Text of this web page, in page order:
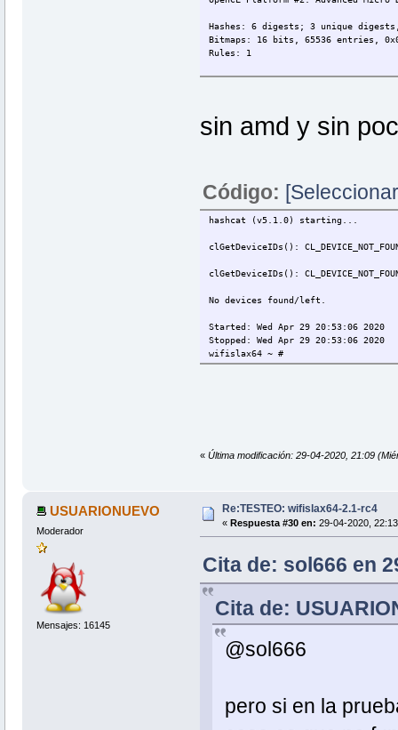
Hashes: 6 digests; 3 unique
Bitmaps: 16 bits, 65536 entries,
Rules: 1
Applicable optimizers:
* Slow-Hash-SIMD-LOOP
Watchdog: Hardware monitoring
Watchdog: Temperature abort
Initialized device kernels and
sin amd y sin
Código:
hashcat (v5.1.0) starting...
clGetDeviceIDs():
clGetDeviceIDs():
No devices found/left.
Started: Wed Apr 29 20:53:06 2020
Stopped: Wed Apr 29 20:53:06 2020
wifislax64 ~ #
« Última modificación: 29-04-2020, 21:09
USUARIONUEVO
Moderador
Mensajes: 16145
Re:TESTEO: wifislax64-2.1-rc4
« Respuesta #30 en: 29-04-2020,
Cita de: sol666 en
Cita de:
@sol666
pero si en la